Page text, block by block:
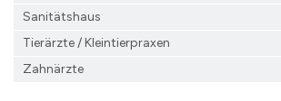
Sanitätshaus
Tierärzte / Kleintierpraxen
Zahnärzte